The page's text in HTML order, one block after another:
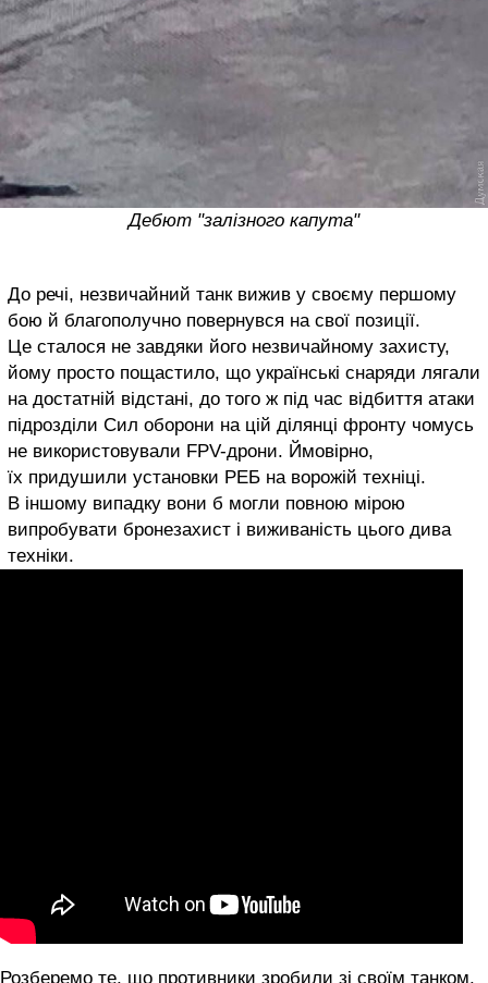
Дебют "залізного капута"
До речі, незвичайний танк вижив у своєму першому
бою й благополучно повернувся на свої позиції.
Це сталося не завдяки його незвичайному захисту,
йому просто пощастило, що українські снаряди лягали
на достатній відстані, до того ж під час відбиття атаки
підрозділи Сил оборони на цій ділянці фронту чомусь
не використовували FPV-дрони. Ймовірно,
їх придушили установки РЕБ на ворожій техніці.
В іншому випадку вони б могли повною мірою
випробувати бронезахист і виживаність цього дива
техніки.
Розберемо те, що противники зробили зі своїм танком.